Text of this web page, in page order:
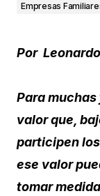
Empresas
Por
Para
valor que,
participen
ese valor
tomar